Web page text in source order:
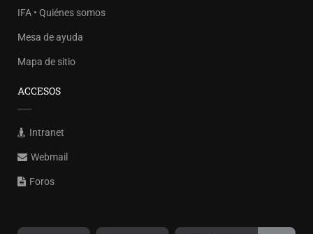
IFA • Quiénes somos
Mesa de ayuda
Mapa de sitio
ACCESOS
Intranet
Webmail
Foros